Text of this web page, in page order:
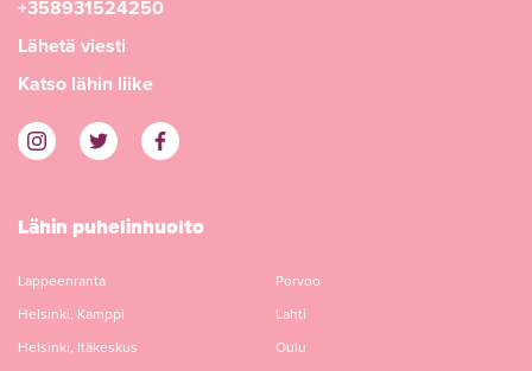
+358931524250
Lähetä viesti
Katso lähin liike
Lähin puhelinhuolto
Lappeenranta
Helsinki, Kamppi
Helsinki, Itäkeskus
Porvoo
Lahti
Oulu